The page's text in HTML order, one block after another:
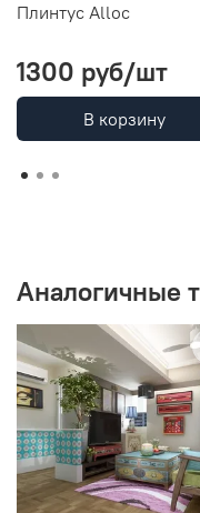
Плинтус Alloc
1300 руб/шт
В корзину
Аналогичные